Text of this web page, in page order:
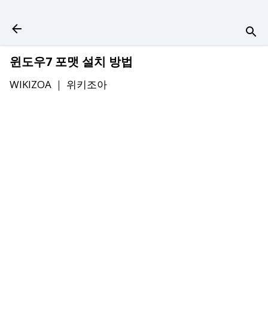
윈도우7 포맷 설치 방법
WIKIZOA ｜ 위키조아